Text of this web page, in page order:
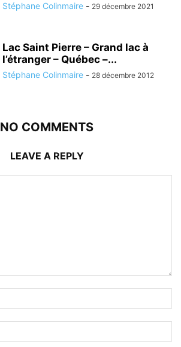
Stéphane Colinmaire - 29 décembre 2021
Lac Saint Pierre – Grand lac à
l’étranger – Québec –...
Stéphane Colinmaire - 28 décembre 2012
NO COMMENTS
LEAVE A REPLY